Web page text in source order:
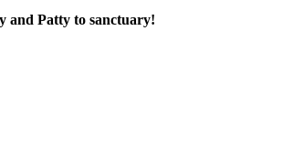
and Patty to sanctuary!